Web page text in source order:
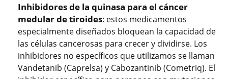
Inhibidores de la quinasa para el cáncer
medular de tiroides: estos medicamentos
especialmente diseñados bloquean la capacidad de
las células cancerosas para crecer y dividirse. Los
inhibidores no específicos que utilizamos se llaman
Vandetanib (Caprelsa) y Cabozantinib (Cometriq). El